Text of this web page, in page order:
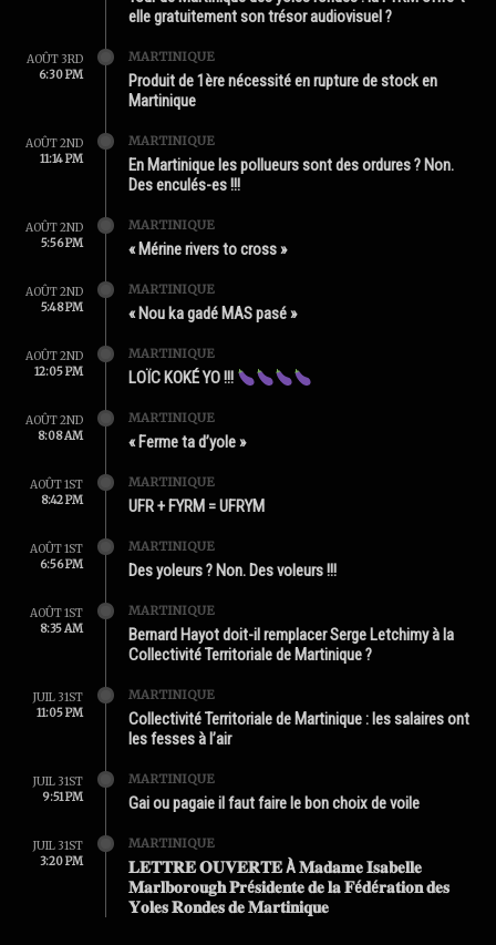
elle gratuitement son trésor audiovisuel ?
AOÛT 3RD
6:30 PM
MARTINIQUE
Produit de 1ère nécessité en rupture de stock en
Martinique
AOÛT 2ND
11:14 PM
MARTINIQUE
En Martinique les pollueurs sont des ordures ? Non.
Des enculés-es !!!
AOÛT 2ND
5:56 PM
MARTINIQUE
« Mérine rivers to cross »
AOÛT 2ND
5:48 PM
MARTINIQUE
« Nou ka gadé MAS pasé »
AOÛT 2ND
12:05 PM
MARTINIQUE
LOÏC KOKÉ YO !!!
AOÛT 2ND
8:08 AM
MARTINIQUE
« Ferme ta d’yole »
AOÛT 1ST
8:42 PM
MARTINIQUE
UFR + FYRM = UFRYM
AOÛT 1ST
6:56 PM
MARTINIQUE
Des yoleurs ? Non. Des voleurs !!!
AOÛT 1ST
8:35 AM
MARTINIQUE
Bernard Hayot doit-il remplacer Serge Letchimy à la
Collectivité Territoriale de Martinique ?
JUIL 31ST
11:05 PM
MARTINIQUE
Collectivité Territoriale de Martinique : les salaires ont
les fesses à l’air
JUIL 31ST
9:51 PM
MARTINIQUE
Gai ou pagaie il faut faire le bon choix de voile
JUIL 31ST
3:20 PM
MARTINIQUE
𝐋𝐄𝐓𝐓𝐑𝐄 𝐎𝐔𝐕𝐄𝐑𝐓𝐄 À 𝐌𝐚𝐝𝐚𝐦𝐞 𝐈𝐬𝐚𝐛𝐞𝐥𝐥𝐞
𝐌𝐚𝐫𝐥𝐛𝐨𝐫𝐨𝐮𝐠𝐡 𝐏𝐫é𝐬𝐢𝐝𝐞𝐧𝐭𝐞 𝐝𝐞 𝐥𝐚 𝐅é𝐝é𝐫𝐚𝐭𝐢𝐨𝐧 𝐝𝐞𝐬
𝐘𝐨𝐥𝐞𝐬 𝐑𝐨𝐧𝐝𝐞𝐬 𝐝𝐞 𝐌𝐚𝐫𝐭𝐢𝐧𝐢𝐪𝐮𝐞